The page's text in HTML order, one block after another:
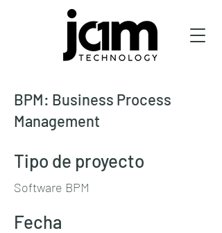
BPM: Business Process
Management
Tipo de proyecto
Software BPM
Fecha